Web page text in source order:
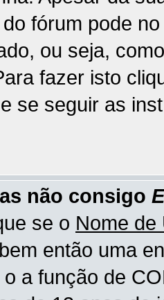
fórum pode
ou seja,
fazer isto
se seguir as
não consigo
se o Nome de
então uma
a função de